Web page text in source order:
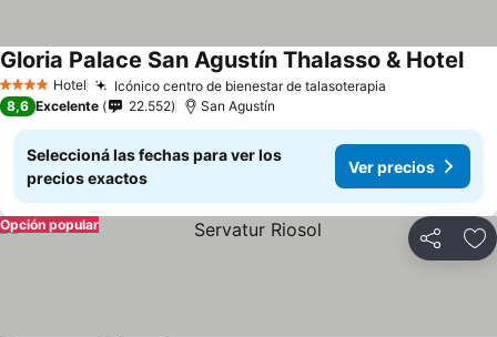
4 EstrellasHotel Icónico centro de bienestar de talasoterapia
Gloria Palace San Agustín Thalasso & HotelVer
8,6 Excelente 22.552 San Agustín
Seleccioná las fechas para ver los
precios exactos
Ver precios
Compartir
Opción popular